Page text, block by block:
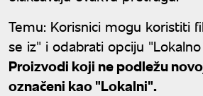
Temu: Korisnici mogu koristiti
se iz" i odabrati opciju
Proizvodi koji ne podležu
označeni kao "Lokalni".